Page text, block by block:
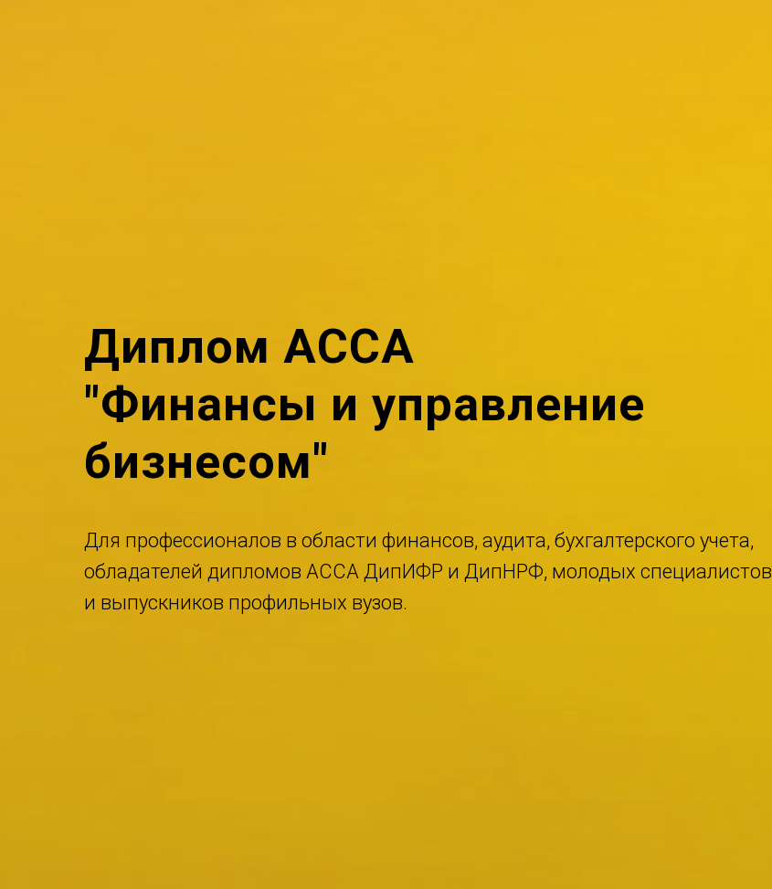
Диплом ACCA
"Финансы и управление
бизнесом"
Для профессионалов в области финансов, аудита, бухгалтерского учета,
обладателей дипломов ACCA ДипИФР и ДипНРФ, молодых специалистов
и выпускников профильных вузов.